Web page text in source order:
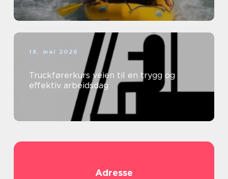
18. mai 2026
Truckførerkurs veien til en trygg og
effektiv arbeidsdag
Adresse